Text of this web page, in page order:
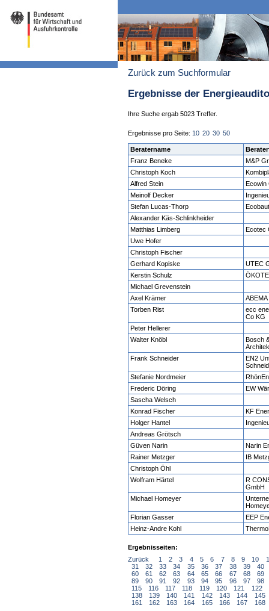
Zurück zum Suchformular
Ergebnisse der
Ihre Suche ergab 5023 Treffer.
Ergebnisse pro Seite: 10 20 30 50
Beratername
Franz Beneke
M&P
Christoph Koch
Alfred Stein
Ecowin
Meinolf Decker
Stefan Lucas-Thorp
Alexander Käs-Schlinkheider
Matthias Limberg
Ecotec
Uwe Hofer
Christoph Fischer
Gerhard Kopiske
UTEC
Kerstin Schulz
Michael Grevenstein
Axel Krämer
Torben Rist
ecc
Co KG
Peter Hellerer
Walter Knöbl
Bosch
Frank Schneider
EN2
Stefanie Nordmeier
Frederic Döring
EW
Sascha Welsch
Konrad Fischer
KF
Holger Hantel
Andreas Grötsch
Güven Narin
Narin
Rainer Metzger
IB
Christoph Öhl
Wolfram Härtel
R
GmbH
Michael Homeyer
Florian Gasser
EEP
Heinz-Andre Kohl
Ergebnisseiten:
Zurück
1 2 3 4 5 6 7 8 9 10
31
32 33 34 35 36 37 38 39
40
60
61 62 63 64 65 66 67 68
69
89
90 91 92 93 94 95 96 97
98
115
116 117 118 119 120 121 122
138
139 140 141 142 143 144
145
161
162 163 164 165 166 167 168